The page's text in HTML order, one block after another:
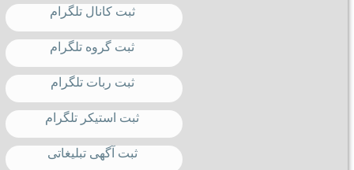
ثبت کانال تلگرام
ثبت گروه تلگرام
ثبت ربات تلگرام
ثبت استیکر تلگرام
ثبت آگهی تبلیغاتی